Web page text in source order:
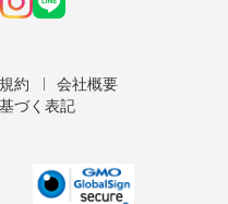
約
会社概要
づく表記